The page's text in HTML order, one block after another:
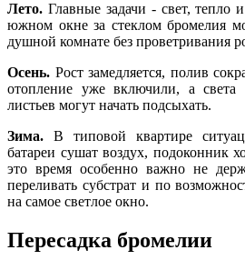
Лето. Главные задачи - свет, тепло
южном окне за стеклом бромелия
душной комнате без проветривания
Осень. Рост замедляется, полив
отопление уже включили, а света
листьев могут начать подсыхать.
Зима. В типовой квартире
батареи сушат воздух, подоконник
это время особенно важно не
переливать субстрат и по
на самое светлое окно.
Пересадка бромелии